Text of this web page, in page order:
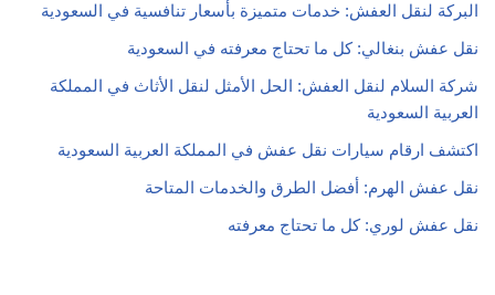
البركة لنقل العفش: خدمات متميزة بأسعار تنافسية في السعودية
نقل عفش بنغالي: كل ما تحتاج معرفته في السعودية
شركة السلام لنقل العفش: الحل الأمثل لنقل الأثاث في المملكة
العربية السعودية
اكتشف ارقام سيارات نقل عفش في المملكة العربية السعودية
نقل عفش الهرم: أفضل الطرق والخدمات المتاحة
نقل عفش لوري: كل ما تحتاج معرفته